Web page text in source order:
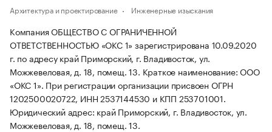
Архитектура и проектирование Инженерные изыскания
Компания ОБЩЕСТВО С ОГРАНИЧЕННОЙ
ОТВЕТСТВЕННОСТЬЮ «ОКС 1» зарегистрирована 10.09.2020
г. по адресу край Приморский, г. Владивосток, ул.
Можжевеловая, д. 18, помещ. 13. Краткое наименование: ООО
«ОКС 1». При регистрации организации присвоен ОГРН
1202500020722, ИНН 2537144530 и КПП 253701001.
Юридический адрес: край Приморский, г. Владивосток, ул.
Можжевеловая, д. 18, помещ. 13.